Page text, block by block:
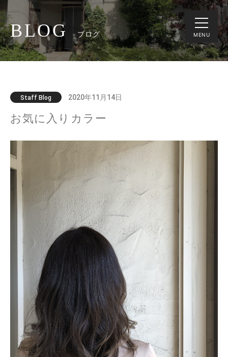
MENU
BLOG ブログ
Staff Blog 2020年11月14日
お気に入りカラー